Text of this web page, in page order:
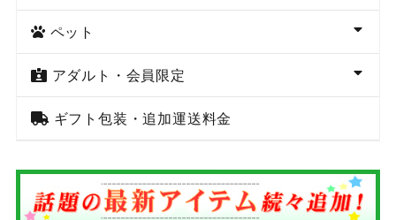
ペット
アダルト・会員限定
ギフト包装・追加運送料金